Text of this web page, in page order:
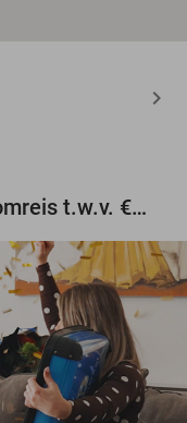
Maak gratis kans op een droomreis t.w.v. €3.000!